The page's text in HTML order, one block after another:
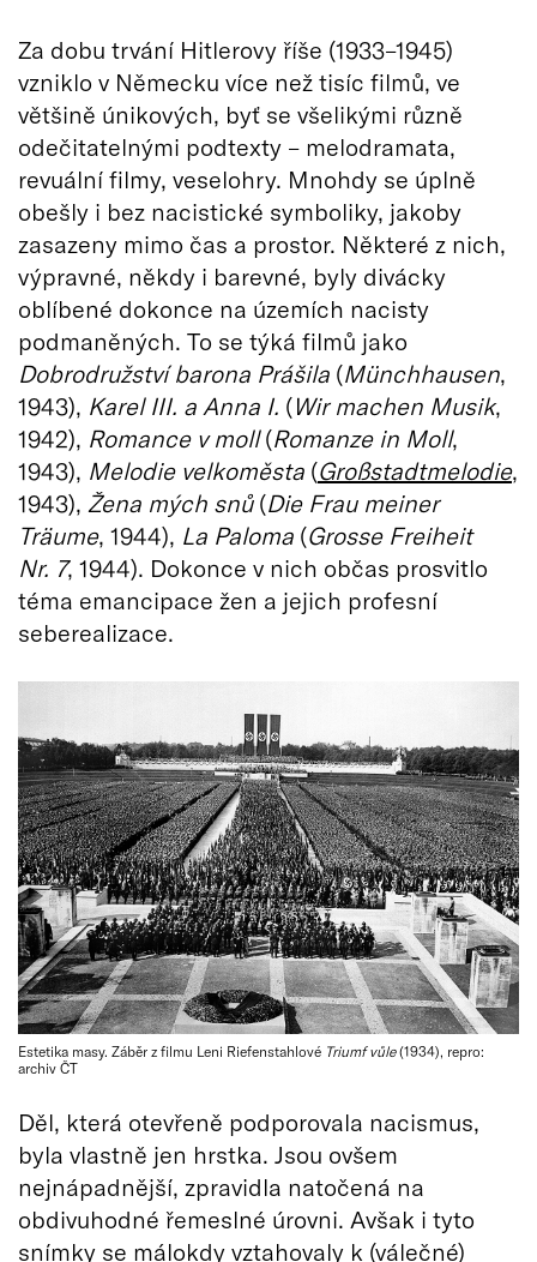
Za dobu trvání Hitlerovy říše (1933–1945)
vzniklo v Německu více než tisíc filmů, ve
většině únikových, byť se všelikými různě
odečitatelnými podtexty – melodramata,
revuální filmy, veselohry. Mnohdy se úplně
obešly i bez nacistické symboliky, jakoby
zasazeny mimo čas a prostor. Některé z nich,
výpravné, někdy i barevné, byly divácky
oblíbené dokonce na územích nacisty
podmaněných. To se týká filmů jako
Dobrodružství barona Prášila (Münchhausen,
1943), Karel III. a Anna I. (Wir machen Musik,
1942), Romance v moll(Romanze in Moll,
1943), Melodie velkoměsta (Großstadtmelodie,
1943), Žena mých snů(Die Frau meiner
Träume, 1944), La Paloma (Grosse Freiheit
Nr. 7, 1944). Dokonce v nich občas prosvitlo
téma emancipace žen a jejich profesní
seberealizace.
Estetika masy. Záběr z filmu Leni Riefenstahlové Triumf vůle(1934), repro:
archiv ČT
Děl, která otevřeně podporovala nacismus,
byla vlastně jen hrstka. Jsou ovšem
nejnápadnější, zpravidla natočená na
obdivuhodné řemeslné úrovni. Avšak i tyto
snímky se málokdy vztahovaly k (válečné)